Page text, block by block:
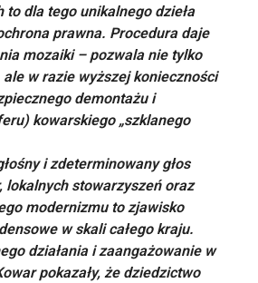
dla tego unikalnego dzieła
prawna. Procedura daje
mozaiki – pozwala nie tylko
w razie wyższej konieczności
demontażu i
kowarskiego „szklanego
i zdeterminowany głos
lokalnych stowarzyszeń oraz
modernizmu to zjawisko
w skali całego kraju.
działania i zaangażowanie w
pokazały, że dziedzictwo